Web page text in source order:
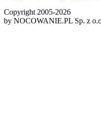
Copyright 2005-2026
by NOCOWANIE.PL Sp. z